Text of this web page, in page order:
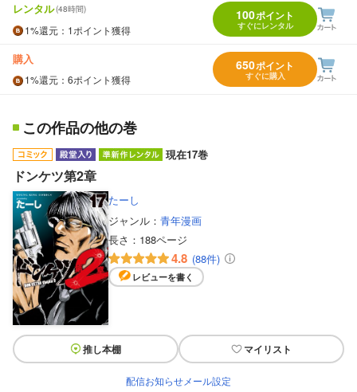
レンタル(48時間)
1%還元 ：1ポイント獲得
100ポイント
すぐにレンタル
購入
1%還元 ：6ポイント獲得
650ポイント
すぐに購入
この作品の他の巻
現在17巻
ドンケツ第2章
たーし
ジャンル： 青年漫画
長さ： 188ページ
4.8 (88件)
レビューを書く
推し本棚 マイリスト
配信お知らせメール設定